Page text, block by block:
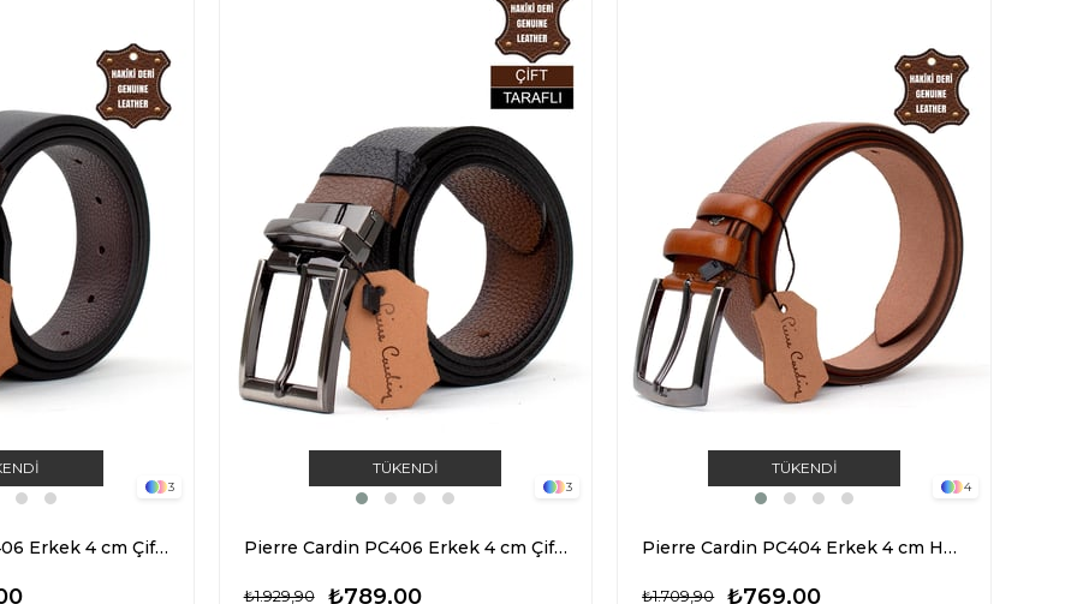
3
Pierre Cardin PC406 Erkek 4 cm Çift Taraflı Kemer Kahverengi
TÜKENDI
3
Pierre Cardin PC406 Erkek 4 cm Çift Taraflı Kemer Camel
₺789,00
₺1.929,90
TÜKENDI
4
Pierre Cardin PC404 Erkek 4 cm Hakiki Deri Kemer Taba
₺769,00
₺1.709,90